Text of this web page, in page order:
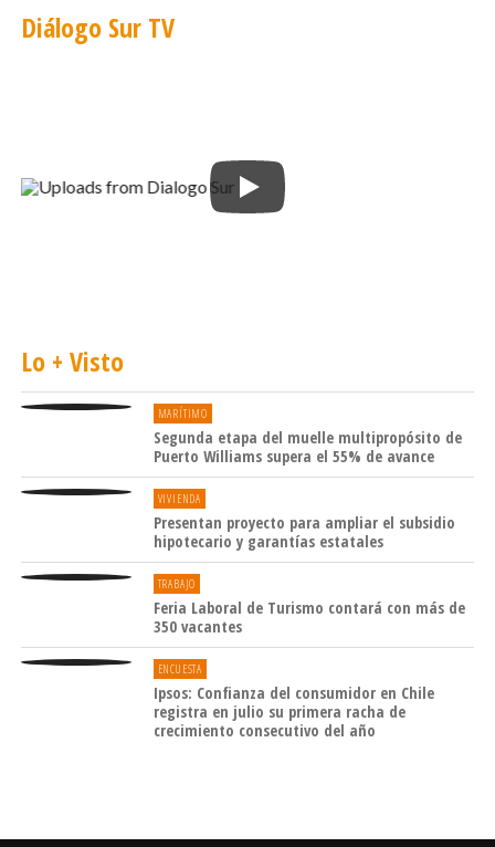
Diálogo Sur TV
Lo + Visto
MARÍTIMO
Segunda etapa del muelle multipropósito de
Puerto Williams supera el 55% de avance
VIVIENDA
Presentan proyecto para ampliar el subsidio
hipotecario y garantías estatales
TRABAJO
Feria Laboral de Turismo contará con más de
350 vacantes
ENCUESTA
Ipsos: Confianza del consumidor en Chile
registra en julio su primera racha de
crecimiento consecutivo del año